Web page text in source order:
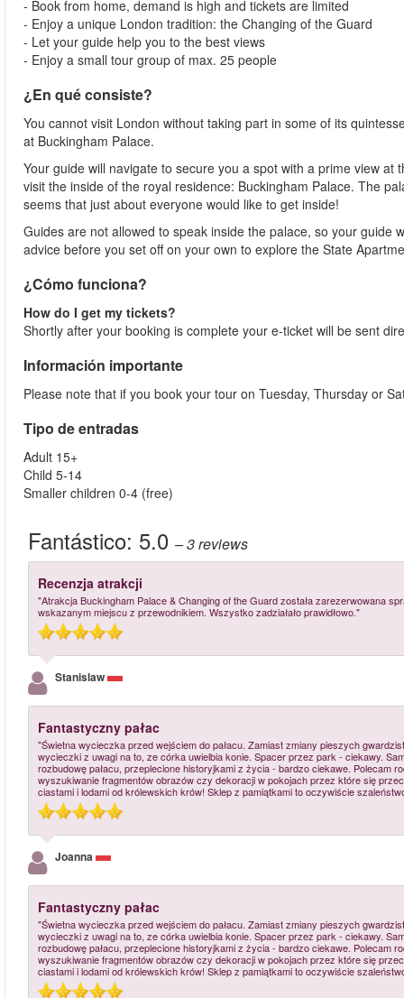
- Book from home, demand is high and tickets are limited
- Enjoy a unique London tradition: the Changing of the Guard
- Let your guide help you to the best views
- Enjoy a small tour group of max. 25 people
¿En qué consiste?
You cannot visit London without taking part in some of its
at Buckingham Palace.
Your guide will navigate to secure you a spot with a prime view
visit the inside of the royal residence: Buckingham Palace. The
seems that just about everyone would like to get inside!
Guides are not allowed to speak inside the palace, so your
advice before you set off on your own to explore the State
¿Cómo funciona?
How do I get my tickets?
Shortly after your booking is complete your e-ticket will be sent
Información importante
Please note that if you book your tour on Tuesday, Thursday or
Tipo de entradas
Adult 15+
Child 5-14
Smaller children 0-4 (free)
Fantástico: 5.0 – 3reviews
Recenzja atrakcji
"Atrakcja Buckingham Palace & Changing of the Guard została zarezerwowana
wskazanym miejscu z przewodnikiem. Wszystko zadziałało prawidłowo."
Stanislaw
Fantastyczny pałac
"Świetna wycieczka przed wejściem do pałacu. Zamiast zmiany pieszych
wycieczki z uwagi na to, ze córka uwielbia konie. Spacer przez park - ciekawy.
rozbudowę pałacu, przeplecione historyjkami z życia - bardzo ciekawe. Polecam
wyszukiwanie fragmentów obrazów czy dekoracji w pokojach przez które się
ciastami i lodami od królewskich krów! Sklep z pamiątkami to oczywiście
Joanna
Fantastyczny pałac
"Świetna wycieczka przed wejściem do pałacu. Zamiast zmiany pieszych
wycieczki z uwagi na to, ze córka uwielbia konie. Spacer przez park - ciekawy.
rozbudowę pałacu, przeplecione historyjkami z życia - bardzo ciekawe. Polecam
wyszukiwanie fragmentów obrazów czy dekoracji w pokojach przez które się
ciastami i lodami od królewskich krów! Sklep z pamiątkami to oczywiście